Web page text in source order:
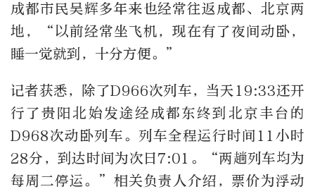
成都市民吴辉多年来也经常往返成都、北京两
地，“以前经常坐飞机，现在有了夜间动卧，
睡一觉就到，十分方便。”
记者获悉，除了D966次列车，当天19:33还开
行了贵阳北始发途经成都东终到北京丰台的
D968次动卧列车。列车全程运行时间11小时
28分，到达时间为次日7:01。“两趟列车均为
每周二停运。”相关负责人介绍，票价为浮动